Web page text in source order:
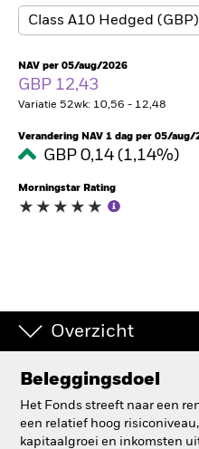
Beleggingsinformatie
Particulieren
Nederland
iShares
NAV per 05/aug/2026
GBP 12,43
Variatie 52wk: 10,56 - 12,48
Verandering NAV 1 dag per 05/aug/
GBP 0,14 (1,14%)
Morningstar Rating
Overzicht
Beleggingsdoel
Het Fonds streeft naar een
een relatief hoog
kapitaalgroei en inkomsten